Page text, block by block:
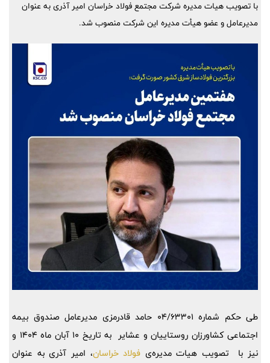
با تصویب هیات مدیره شرکت مجتمع فولاد خراسان امیر آذری به عنوان
مدیرعامل و عضو هیأت مدیره این شرکت منصوب شد.
طی حکم شماره 04/63301 حامد قادرمزی مدیرعامل صندوق بیمه
اجتماعی کشاورزان روستاییان و عشایر به تاریخ 10 آبان ماه 1404 و
نیز با تصویب هیات مدیره‌ی فولاد خراسان، امیر آذری به عنوان